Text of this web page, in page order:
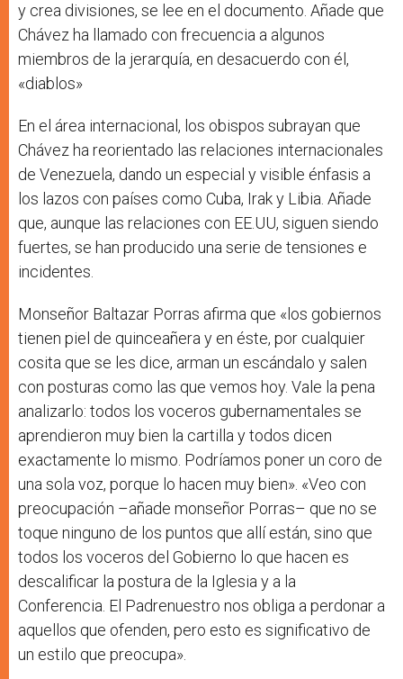
y crea divisiones, se lee en el documento. Añade que
Chávez ha llamado con frecuencia a algunos
miembros de la jerarquía, en desacuerdo con él,
«diablos»
En el área internacional, los obispos subrayan que
Chávez ha reorientado las relaciones internacionales
de Venezuela, dando un especial y visible énfasis a
los lazos con países como Cuba, Irak y Libia. Añade
que, aunque las relaciones con EE.UU, siguen siendo
fuertes, se han producido una serie de tensiones e
incidentes.
Monseñor Baltazar Porras afirma que «los gobiernos
tienen piel de quinceañera y en éste, por cualquier
cosita que se les dice, arman un escándalo y salen
con posturas como las que vemos hoy. Vale la pena
analizarlo: todos los voceros gubernamentales se
aprendieron muy bien la cartilla y todos dicen
exactamente lo mismo. Podríamos poner un coro de
una sola voz, porque lo hacen muy bien». «Veo con
preocupación –añade monseñor Porras– que no se
toque ninguno de los puntos que allí están, sino que
todos los voceros del Gobierno lo que hacen es
descalificar la postura de la Iglesia y a la
Conferencia. El Padrenuestro nos obliga a perdonar a
aquellos que ofenden, pero esto es significativo de
un estilo que preocupa».